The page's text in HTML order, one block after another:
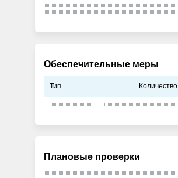
Обеспечительные меры
Тип Количество
Плановые проверки